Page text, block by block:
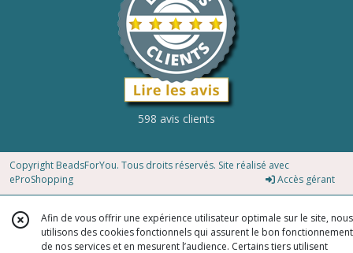
598 avis clients
Copyright BeadsForYou. Tous droits réservés. Site réalisé avec
eProShopping
Accès gérant
Afin de vous offrir une expérience utilisateur optimale sur le site, nous
utilisons des cookies fonctionnels qui assurent le bon fonctionnement
de nos services et en mesurent l’audience. Certains tiers utilisent